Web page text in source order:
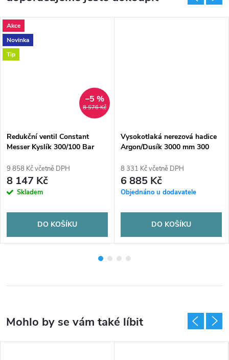
Akce
Novinka
Tip
8 576 Kč
–5 %
Redukční ventil Constant
Messer Kyslík 300/100 Bar
9 858 Kč včetně DPH
8 147 Kč
Skladem
DO KOŠÍKU
Vysokotlaká nerezová hadice
Argon/Dusík 3000 mm 300
8 331 Kč včetně DPH
6 885 Kč
Objednáno u dodavatele
DO KOŠÍKU